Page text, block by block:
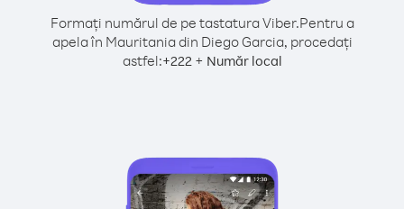
Formați numărul de pe tastatura Viber.Pentru a
apela în Mauritania din Diego Garcia, procedați
astfel:+222+ Număr local